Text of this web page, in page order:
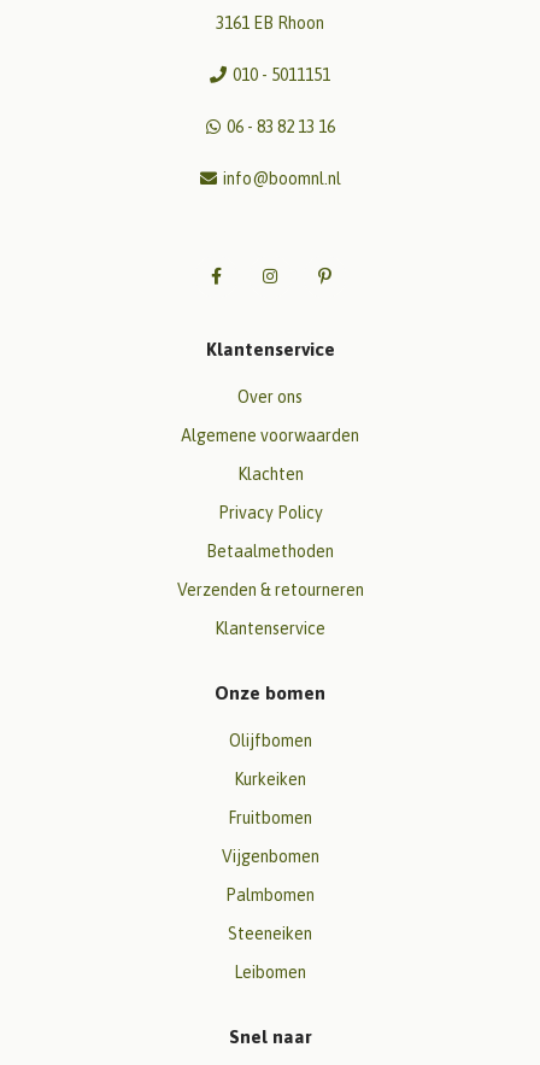
3161 EB Rhoon
010 - 5011151
06 - 83 82 13 16
info@boomnl.nl
Klantenservice
Over ons
Algemene voorwaarden
Klachten
Privacy Policy
Betaalmethoden
Verzenden & retourneren
Klantenservice
Onze bomen
Olijfbomen
Kurkeiken
Fruitbomen
Vijgenbomen
Palmbomen
Steeneiken
Leibomen
Snel naar